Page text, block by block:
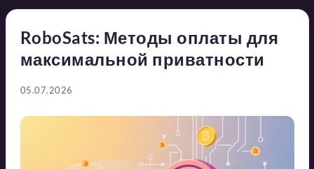
RoboSats: Методы оплаты для
максимальной приватности
05.07.2026